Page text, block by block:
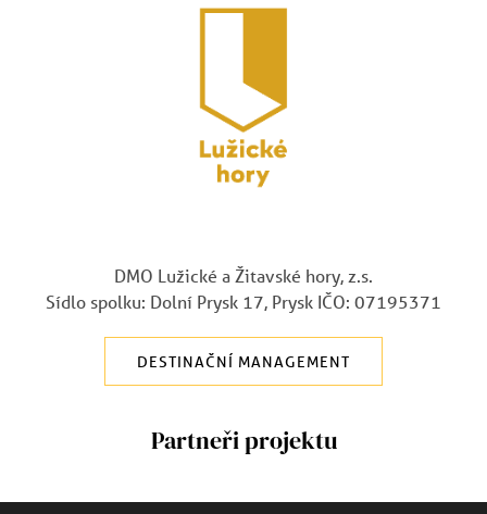
DMO Lužické a Žitavské hory, z.s.
Sídlo spolku: Dolní Prysk 17, Prysk IČO: 07195371
DESTINAČNÍ MANAGEMENT
Partneři projektu